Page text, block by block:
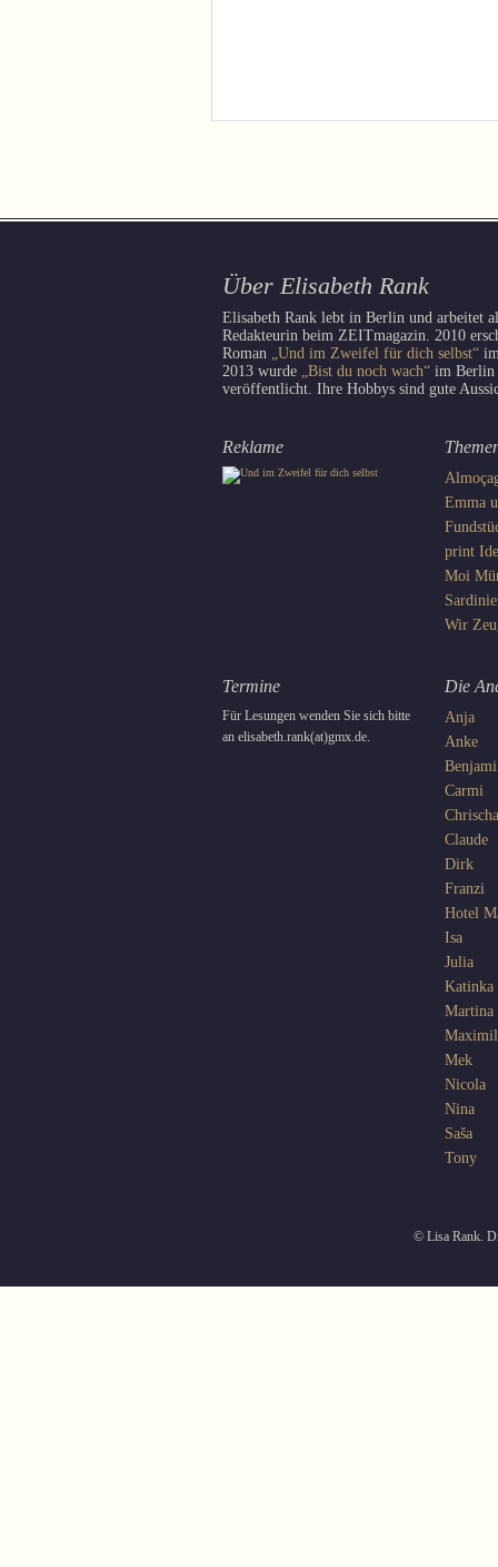
Über Elisabeth Rank
Elisabeth Rank lebt in Berlin und arbeitet
Redakteurin beim ZEITmagazin. 2010
Roman
„Und im Zweifel für dich selbst“
2013 wurde
„Bist du noch wach“ im Berlin
veröffentlicht. Ihre Hobbys sind gute
Reklame
Emma
print
Moi
Wir
Termine
Für Lesungen wenden Sie sich bitte
an elisabeth.rank(at)gmx.de.
Die
Anja
Anke
Carmi
Chrischa
Claude
Dirk
Franzi
Hotel
Isa
Julia
Katinka
Martina
Mek
Nicola
Nina
Saša
Tony
© Lisa Rank.